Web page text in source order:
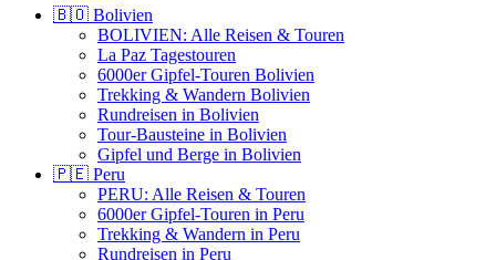
🇧🇴 Bolivien
BOLIVIEN: Alle Reisen & Touren
La Paz Tagestouren
6000er Gipfel-Touren Bolivien
Trekking & Wandern Bolivien
Rundreisen in Bolivien
Tour-Bausteine in Bolivien
Gipfel und Berge in Bolivien
🇵🇪 Peru
PERU: Alle Reisen & Touren
6000er Gipfel-Touren in Peru
Trekking & Wandern in Peru
Rundreisen in Peru